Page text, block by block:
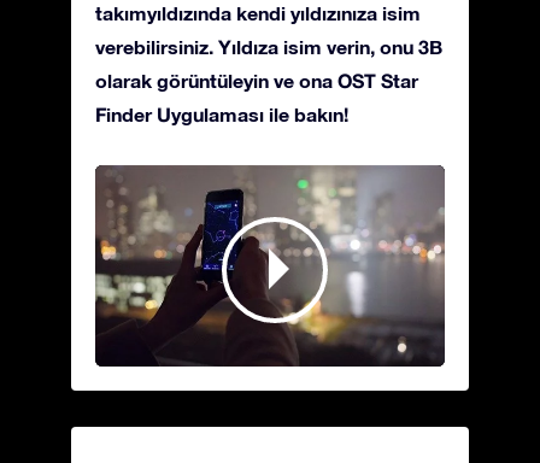
takımyıldızında kendi yıldızınıza isim
verebilirsiniz. Yıldıza isim verin, onu 3B
olarak görüntüleyin ve ona OST Star
Finder Uygulaması ile bakın!